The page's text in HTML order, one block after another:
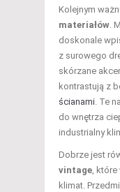
Kolejnym
materiałów.
doskonale
z surowego
skórzane
kontrastują z
ścianami. Te
do wnętrza
industrialny
Dobrze jest
vintage, które
klimat.